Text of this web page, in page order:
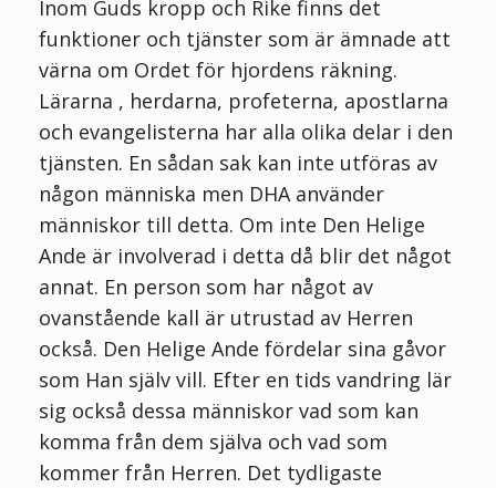
Inom Guds kropp och Rike finns det
funktioner och tjänster som är ämnade att
värna om Ordet för hjordens räkning.
Lärarna , herdarna, profeterna, apostlarna
och evangelisterna har alla olika delar i den
tjänsten. En sådan sak kan inte utföras av
någon människa men DHA använder
människor till detta. Om inte Den Helige
Ande är involverad i detta då blir det något
annat. En person som har något av
ovanstående kall är utrustad av Herren
också. Den Helige Ande fördelar sina gåvor
som Han själv vill. Efter en tids vandring lär
sig också dessa människor vad som kan
komma från dem själva och vad som
kommer från Herren. Det tydligaste